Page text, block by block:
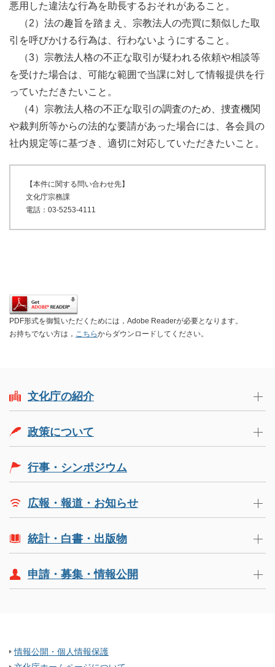
悪用した違法な行為を助長するおそれがあること。
（2）法の趣旨を踏まえ、宗教法人の売買に類似した取
引を呼びかける行為は、行わないようにすること。
（3）宗教法人格の不正な取引が疑われる依頼や相談等
を受けた場合は、可能な範囲で当課に対して情報提供を行
っていただきたいこと。
（4）宗教法人格の不正な取引の調査のため、捜査機関
や裁判所等からの法的な要請があった場合には、各会員の
社内規定等に基づき、適切に対応していただきたいこと。
【本件に関する問い合わせ先】
文化庁宗務課
電話：03-5253-4111
PDF形式を御覧いただくためには，Adobe Readerが必要となります。
お持ちでない方は， こちらからダウンロードしてください。
文化庁の紹介
政策について
行事・シンポジウム
広報・報道・お知らせ
統計・白書・出版物
申請・募集・情報公開
情報公開・個人情報保護